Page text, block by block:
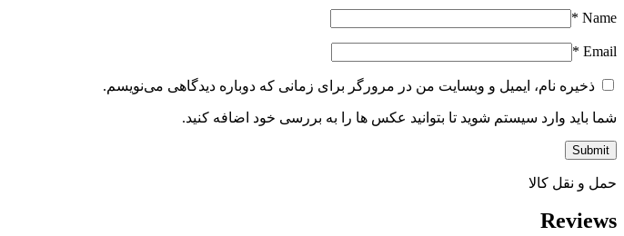
Name
*
Email
*
ذخیره نام، ایمیل و وبسایت من در مرورگر برای زمانی که دوباره دیدگاهی می‌نویسم.
شما باید وارد سیستم شوید تا بتوانید عکس ها را به بررسی خود اضافه کنید.
حمل و نقل کالا
Reviews